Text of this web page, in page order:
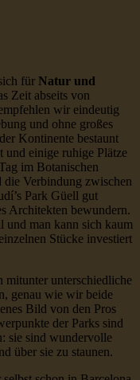
für Natur und
Zeit abseits von
wir eindeutig
und ohne großes
Kontinente bestaunt
und einige ruhige Plätze
im Botanischen
die Verbindung zwischen
Park Güell gut
Architekten bewundern.
und man kann sich kaum
Stücke investiert
mitunter unterschiedliche
genau wie wir beide
Bild von den Pros
der Parks sind
sie sind wundervolle
über sie zu staunen.